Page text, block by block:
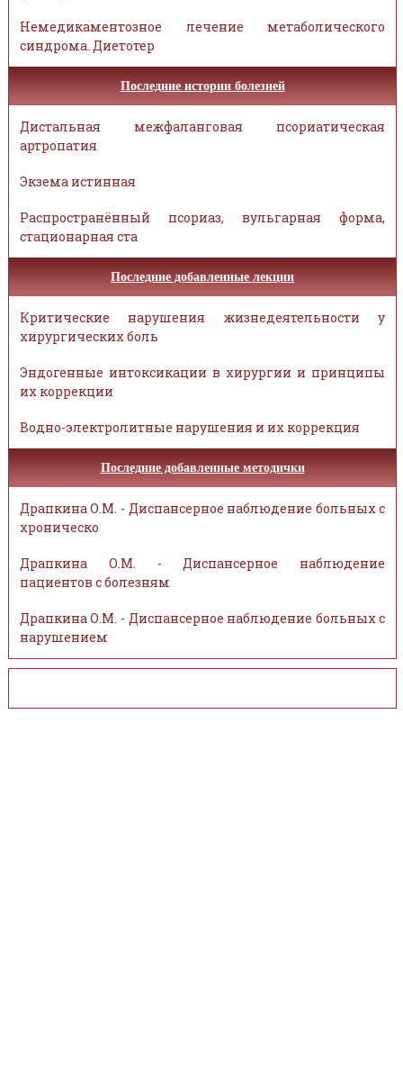
Немедикаментозное лечение метаболического
синдрома. Диетотер
Последние истории болезней
Дистальная межфаланговая псориатическая
артропатия
Экзема истинная
Распространённый псориаз, вульгарная форма,
стационарная ста
Последние добавленные лекции
Критические нарушения жизнедеятельности у
хирургических боль
Эндогенные интоксикации в хирургии и принципы
их коррекции
Водно-электролитные нарушения и их коррекция
Последние добавленные методички
Драпкина О.М. - Диспансерное наблюдение больных с
хроническо
Драпкина О.М. - Диспансерное наблюдение
пациентов с болезням
Драпкина О.М. - Диспансерное наблюдение больных с
нарушением